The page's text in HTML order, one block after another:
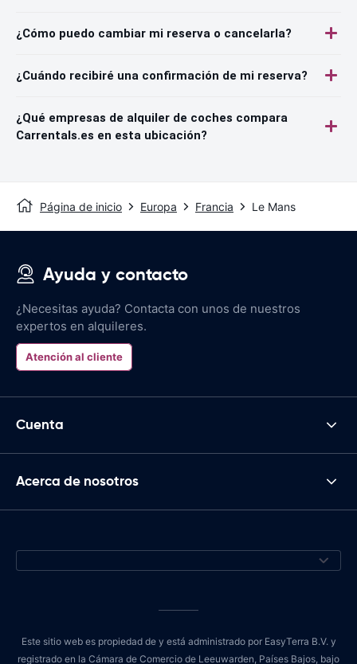
¿Cómo puedo cambiar mi reserva o cancelarla?
¿Cuándo recibiré una confirmación de mi reserva?
¿Qué empresas de alquiler de coches compara
Carrentals.es en esta ubicación?
Página de inicio Europa Francia Le Mans
Ayuda y contacto
¿Necesitas ayuda? Contacta con unos de nuestros
expertos en alquileres.
Atención al cliente
Cuenta
Acerca de nosotros
Este sitio web es propiedad de y está administrado por EasyTerra B.V. y
registrado en la Cámara de Comercio de Leeuwarden, Países Bajos, bajo